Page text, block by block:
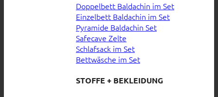
Doppelbett Baldachin im Set
Einzelbett Baldachin im Set
Pyramide Baldachin Set
Safecave Zelte
Schlafsack im Set
Bettwäsche im Set
STOFFE + BEKLEIDUNG